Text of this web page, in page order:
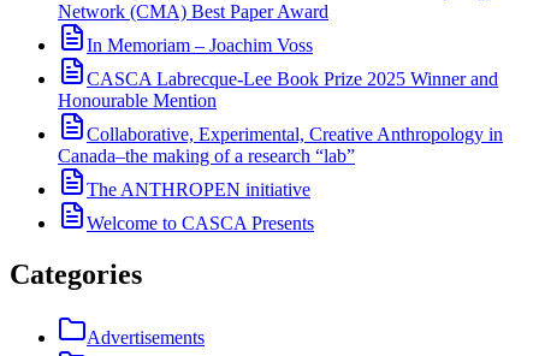
Network (CMA) Best Paper Award
In Memoriam – Joachim Voss
CASCA Labrecque-Lee Book Prize 2025 Winner and
Honourable Mention
Collaborative, Experimental, Creative Anthropology in
Canada–the making of a research “lab”
The ANTHROPEN initiative
Welcome to CASCA Presents
Categories
Advertisements